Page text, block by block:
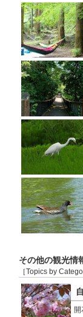
その他の観光情
［Topics by
開